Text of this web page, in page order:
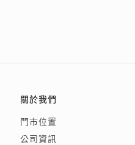
關於我們
門市位置
公司資訊